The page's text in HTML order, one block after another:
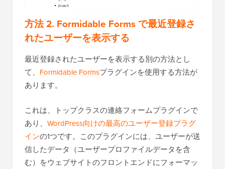
方法 2. Formidable Forms で最近登録さ
れたユーザーを表示する
最近登録されたユーザーを表示する別の方法とし
て、 Formidable Formsプラグインを使用する方法が
あります。
これは、トップクラスの連絡フォームプラグインで
あり、 WordPress向けの最高のユーザー登録プラグ
インの1つです。このプラグインには、ユーザーが送
信したデータ（ユーザープロファイルデータを含
む）をウェブサイトのフロントエンドにフォーマッ